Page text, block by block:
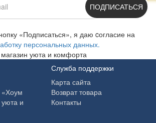
ПОДПИСАТЬСЯ
«Подписаться», я даю cогласие на
персональных данных.
«Хоум
и
Служба поддержки
Карта сайта
Возврат товара
Контакты